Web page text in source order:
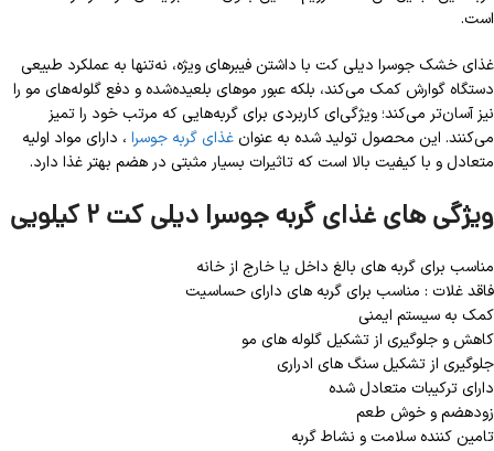
است.
غذای خشک جوسرا دیلی کت با داشتن فیبرهای ویژه، نه‌تنها به عملکرد طبیعی
دستگاه گوارش کمک می‌کند، بلکه عبور موهای بلعیده‌شده و دفع گلوله‌های مو را
نیز آسان‌تر می‌کند؛ ویژگی‌ای کاربردی برای گربه‌هایی که مرتب خود را تمیز
می‌کنند. این محصول تولید شده به عنوانغذای گربه جوسرا ، دارای مواد اولیه
متعادل و با کیفیت بالا است که تاثیرات بسیار مثبتی در هضم بهتر غذا دارد.
ویژگی های غذای گربه جوسرا دیلی کت ۲ کیلویی
مناسب برای گربه های بالغ داخل یا خارج از خانه
فاقد غلات : مناسب برای گربه های دارای حساسیت
کمک به سیستم ایمنی
کاهش و جلوگیری از تشکیل گلوله های مو
جلوگیری از تشکیل سنگ های ادراری
دارای ترکیبات متعادل شده
زودهضم و خوش طعم
تامین کننده سلامت و نشاط گربه